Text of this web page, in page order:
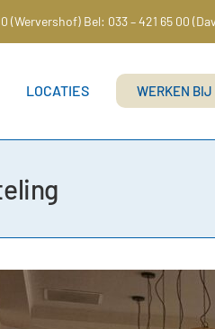
(Wervershof) Bel: 033 – 421 65 00
LOCATIES WERKEN BIJ